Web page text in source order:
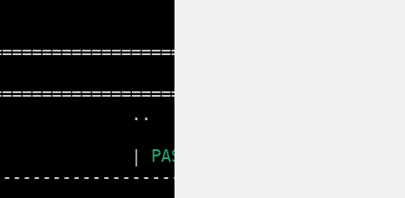
..
| PASS